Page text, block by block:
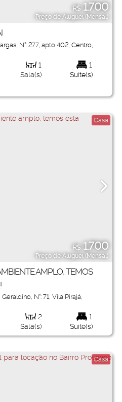
R$1.700
Preço de Aluguel (Mensal)
, N°: 277, apto 402, Centro,
1
Sala(s)
1
Suíte(s)
Casa
R$1.700
Preço de Aluguel (Mensal)
AMPLO, TEMOS
Geraldino, N°: 71, Vila Pirajá,
2
Sala(s)
1
Suíte(s)
Casa